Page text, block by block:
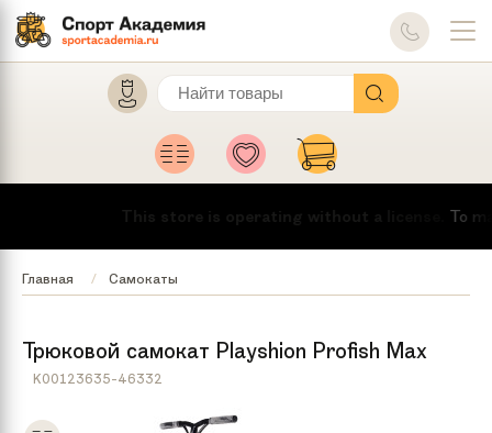
This store is operating without a license. To
Главная Самокаты
Трюковой самокат Playshion Profish Max
K00123635-46332